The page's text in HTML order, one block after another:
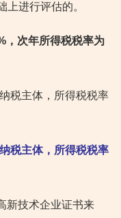
进行评估的。
，次年所得税税率为
税主体，所得税税率
税主体，所得税税率
新技术企业证书来